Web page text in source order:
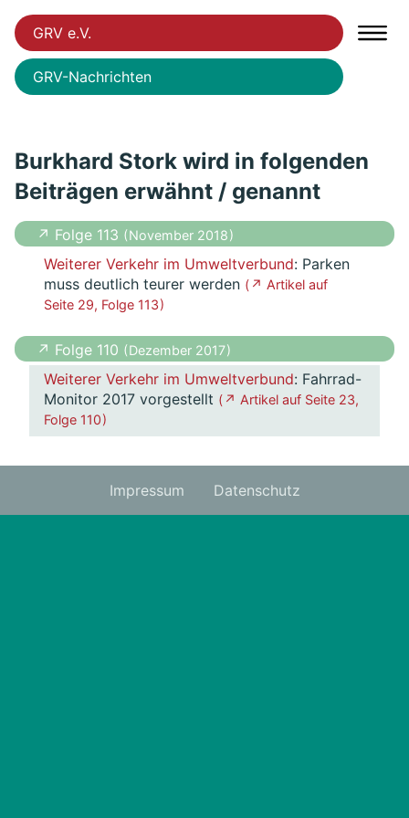
GRV e.V.
GRV-Nachrichten
Burkhard Stork wird in folgenden
Beiträgen erwähnt / genannt
↗ Folge 113 ( November 2018 )
Weiterer Verkehr im Umweltverbund: Parken
muss deutlich teurer werden ( ↗ Artikel auf
Seite 29, Folge 113 )
↗ Folge 110 ( Dezember 2017 )
Weiterer Verkehr im Umweltverbund: Fahrrad-
Monitor 2017 vorgestellt ( ↗ Artikel auf Seite 23,
Folge 110 )
Impressum Datenschutz